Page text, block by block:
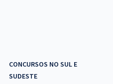
CONCURSOS NO SUL E
SUDESTE